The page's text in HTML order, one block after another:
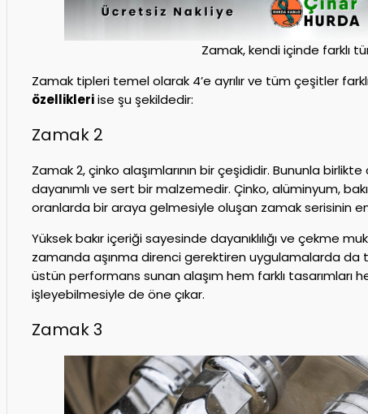
Zamak, kendi içinde farklı
Zamak tipleri temel olarak 4’e ayrılır ve tüm çeşitler
özellikleriise şu şekildedir:
Zamak 2
Zamak 2, çinko alaşımlarının bir çeşididir. Bununla
dayanımlı ve sert bir malzemedir. Çinko, alüminyum,
oranlarda bir araya gelmesiyle oluşan zamak serisinin
Yüksek bakır içeriği sayesinde dayanıklılığı ve çekme
zamanda aşınma direnci gerektiren uygulamalarda da
üstün performans sunan alaşım hem farklı tasarımları
işleyebilmesiyle de öne çıkar.
Zamak 3